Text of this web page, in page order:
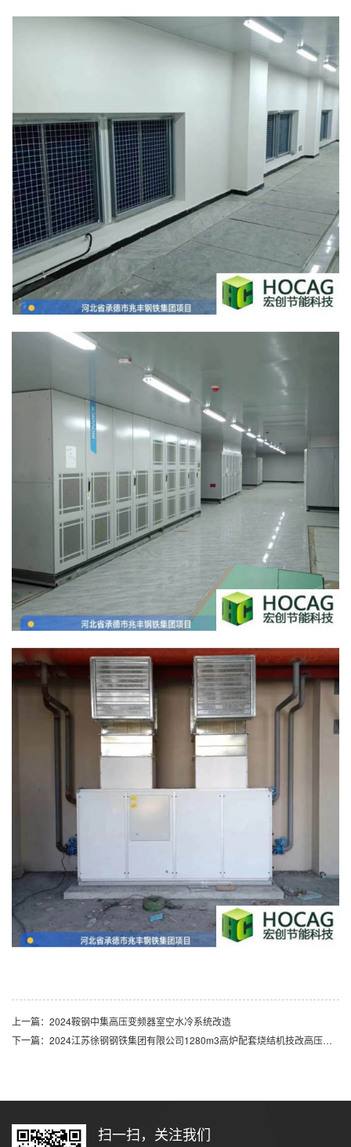
上一篇：2024鞍钢中集高压变频器室空水冷系统改造
下一篇：2024江苏徐钢钢铁集团有限公司1280m3高炉配套烧结机技改高压变频器室空水冷系统改造
扫一扫，关注我们